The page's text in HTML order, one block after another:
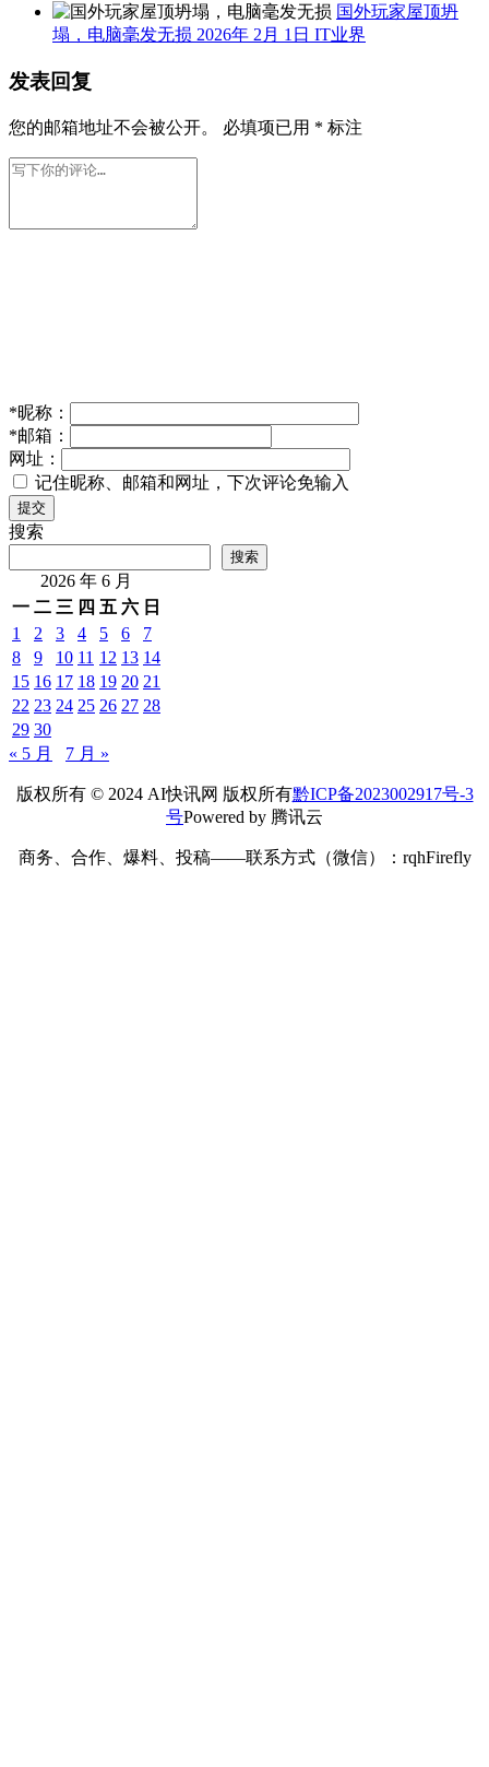
国外玩家屋顶坍
塌，电脑毫发无损 2026年 2月 1日 IT业界
发表回复
您的邮箱地址不会被公开。 必填项已用 * 标注
*昵称：
*邮箱：
网址：
记住昵称、邮箱和网址，下次评论免输入
提交
搜索
搜索
2026 年 6 月
一 二 三 四 五 六 日
1
2 3 4 5 6
7
8
9 10 11 12 13 14
15 16 17 18 19 20 21
22 23 24 25 26 27 28
29 30
« 5 月
7 月 »
版权所有 © 2024 AI快讯网 版权所有黔ICP备2023002917号-3
号Powered by 腾讯云
商务、合作、爆料、投稿——联系方式（微信）：rqhFirefly